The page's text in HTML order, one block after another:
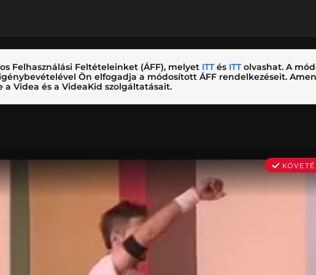
Felhasználási Feltételeinket (ÁFF), melyet ITTés ITTolvashat. A
Ön elfogadja a módosított ÁFF rendelkezéseit.
Videa és a VideaKid szolgáltatásait.